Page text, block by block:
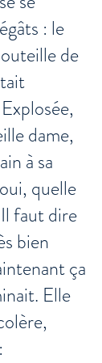
: le
de
dame,
à sa
quelle
faut dire
bien
ça
Elle